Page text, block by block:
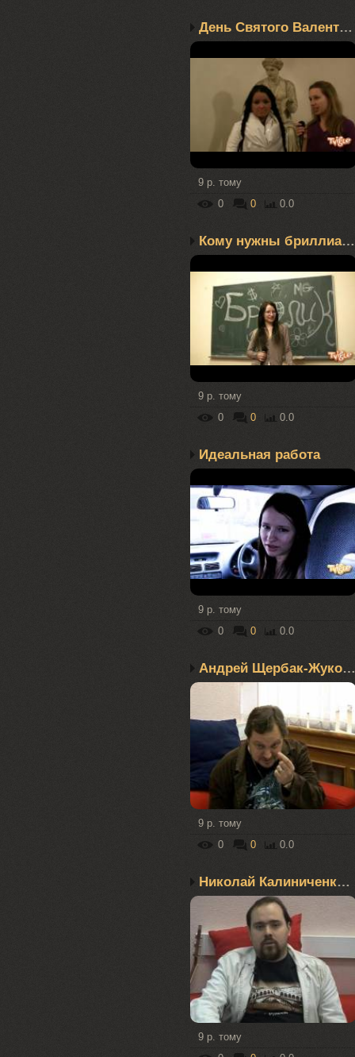
День Святого Валентина
9 р. тому
0
0 0.0
Кому нужны бриллианты?
9 р. тому
0
0 0.0
Идеальная работа
9 р. тому
0
0 0.0
Андрей Щербак-Жуков – П...
9 р. тому
0
0 0.0
Николай Калиниченко – М...
9 р. тому